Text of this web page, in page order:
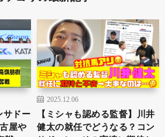
サドー
屋や
2025.12.06
【ミシャも認める監督】川井
健太の就任でどうなる？コン